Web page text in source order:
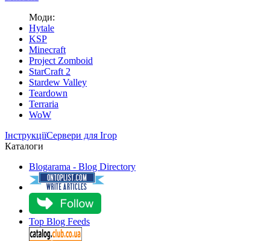
Моди:
Hytale
KSP
Minecraft
Project Zomboid
StarCraft 2
Stardew Valley
Teardown
Terraria
WoW
ІнструкціїСервери для Ігор
Каталоги
Blogarama - Blog Directory
Top Blog Feeds